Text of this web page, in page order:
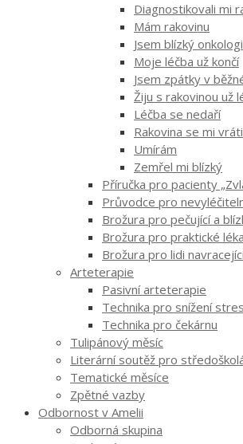
Diagnostikovali mi
Mám rakovinu
Jsem blízký
Moje léčba už končí
Jsem zpátky v
Žiju s rakovinou už
Léčba se nedaří
Rakovina se mi
Umírám
Zemřel mi blízký
Příručka pro pacienty
Průvodce pro
Brožura pro pečující a
Brožura pro praktické
Brožura pro lidi
Arteterapie
Pasivní arteterapie
Technika pro snížení
Technika pro čekárnu
Tulipánový měsíc
Literární soutěž pro
Tematické měsíce
Zpětné vazby
Odbornost v Amelii
Odborná skupina